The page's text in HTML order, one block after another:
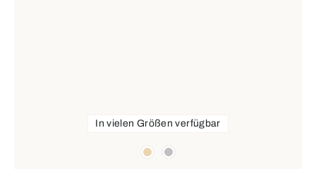
beigesilber
In vielen Größen verfügbar